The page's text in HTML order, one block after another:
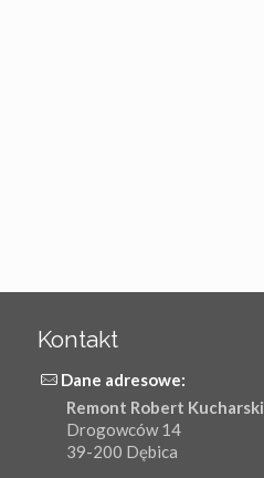
Kontakt
Dane adresowe:
Remont Robert Kucharski
Drogowców 14
39-200 Dębica